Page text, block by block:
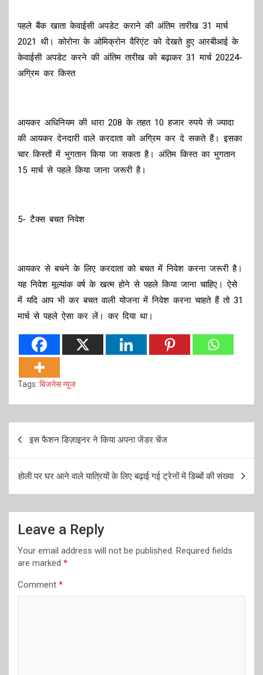
पहले बैंक खाता केवाईसी अपडेट कराने की अंतिम तारीख 31 मार्च
2021 थी। कोरोना के ओमिक्रोन वैरिएंट को देखते हुए आरबीआई के
केवाईसी अपडेट करने की अंतिम तारीख को बढ़ाकर 31 मार्च 20224-
अग्रिम कर किस्त
आयकर अधिनियम की धारा 208 के तहत 10 हजार रुपये से ज्यादा
की आयकर देनदारी वाले करदाता को अग्रिम कर दे सकते हैं। इसका
चार किस्तों में भुगतान किया जा सकता है। अंतिम किस्त का भुगतान
15 मार्च से पहले किया जाना जरूरी है।
5- टैक्स बचत निवेश
आयकर से बचने के लिए करदाता को बचत में निवेश करना जरूरी है।
यह निवेश मूल्यांक वर्ष के खत्म होने से पहले किया जाना चाहिए। ऐसे
में यदि आप भी कर बचत वाली योजना में निवेश करना चाहते हैं तो 31
मार्च से पहले ऐसा कर लें। कर दिया था।
Tags: बिजनेस न्यूज
navigation
इस फैशन डिज़ाइनर ने किया अपना जेंडर चेंज
होली पर घर आने वाले यात्रियों के लिए बढ़ाई गई ट्रेनों में डिब्बों की संख्या
Leave a Reply
Your email address will not be published. Required fields
are marked *
Comment *